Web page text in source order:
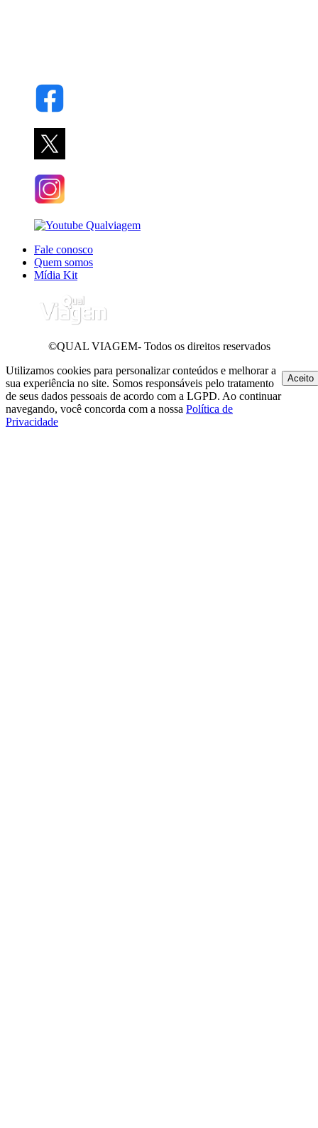
Fale conosco
Quem somos
Mídia Kit
©QUAL VIAGEM- Todos os direitos reservados
Utilizamos cookies para personalizar conteúdos e melhorar a
sua experiência no site. Somos responsáveis pelo tratamento
de seus dados pessoais de acordo com a LGPD. Ao continuar
navegando, você concorda com a nossa Política de
Privacidade
Aceito